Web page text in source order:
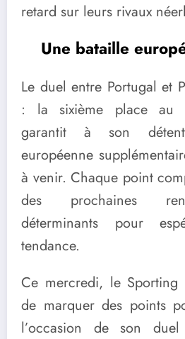
retard sur leurs rivaux
Une bataille
Le duel entre Portugal et
: la sixième place au
garantit à son
européenne
à venir. Chaque point
des prochaines
déterminants pour
tendance.
Ce mercredi, le Sporting
de marquer des points
l’occasion de son